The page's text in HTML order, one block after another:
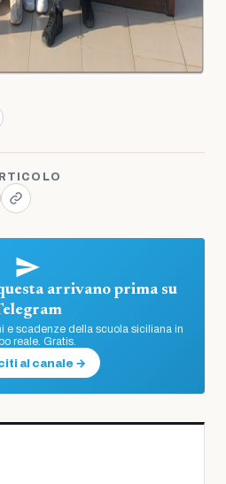
arrivano prima su
e scadenze della scuola siciliana in
reale. Gratis.
al canale →